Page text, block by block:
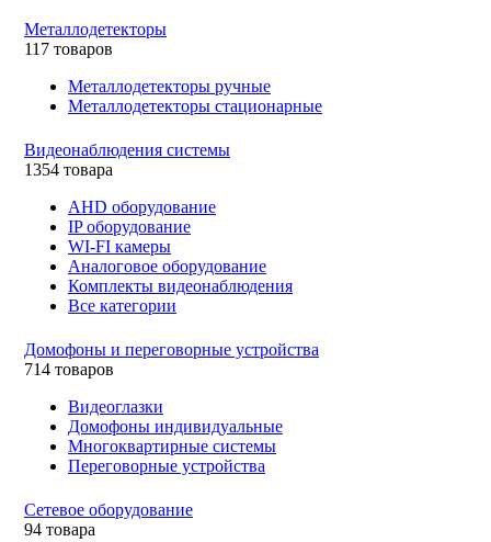
Металлодетекторы
117 товаров
Металлодетекторы ручные
Металлодетекторы стационарные
Видеонаблюдения cистемы
1354 товара
AHD оборудование
IP оборудование
WI-FI камеры
Аналоговое оборудование
Комплекты видеонаблюдения
Все категории
Домофоны и переговорные устройства
714 товаров
Видеоглазки
Домофоны индивидуальные
Многоквартирные системы
Переговорные устройства
Сетевое оборудование
94 товара